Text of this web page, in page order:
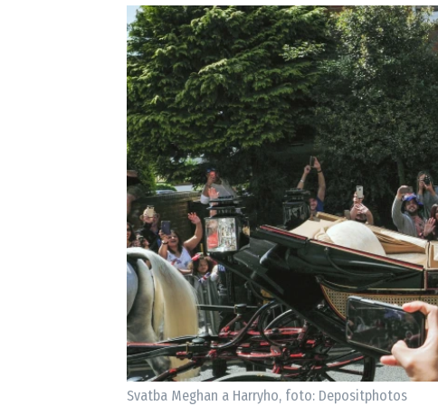
Svatba Meghan a Harryho, foto: Depositphotos